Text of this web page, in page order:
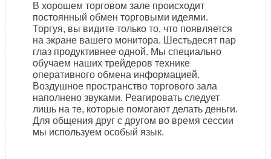
В хорошем торговом зале происходит
постоянный обмен торговыми идеями.
Торгуя, вы видите только то, что появляется
на экране вашего монитора. Шестьдесят пар
глаз продуктивнее одной. Мы специально
обучаем наших трейдеров технике
оперативного обмена информацией.
Воздушное пространство торгового зала
наполнено звуками. Реагировать следует
лишь на те, которые помогают делать деньги.
Для общения друг с другом во время сессии
мы используем особый язык.